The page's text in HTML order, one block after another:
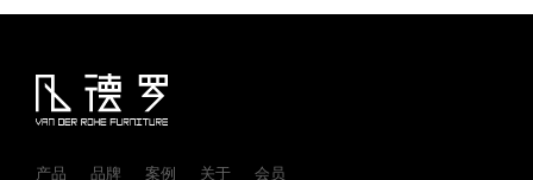
产品 品牌 案例 关于 会员